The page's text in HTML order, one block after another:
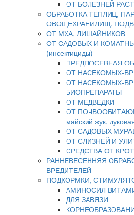
ОТ БОЛЕЗНЕЙ
ОБРАБОТКА ТЕПЛИЦ,
ОВОЩЕХРАНИЛИЩ,
ОТ МХА, ЛИШАЙНИКОВ
ОТ САДОВЫХ И
(инсектициды)
ПРЕДПОСЕВНАЯ
ОТ НАСЕКОМЫХ-
ОТ НАСЕКОМЫХ-
БИОПРЕПАРАТЫ
ОТ МЕДВЕДКИ
ОТ
майский жук,
ОТ САДОВЫХ
ОТ СЛИЗНЕЙ И
СРЕДСТВА ОТ
РАННЕВЕСЕННЯЯ
ВРЕДИТЕЛЕЙ
ПОДКОРМКИ,
АМИНОСИЛ
ДЛЯ ЗАВЯЗИ